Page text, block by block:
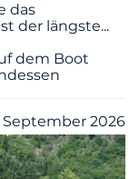
das
der längste...
dem Boot
September 2026